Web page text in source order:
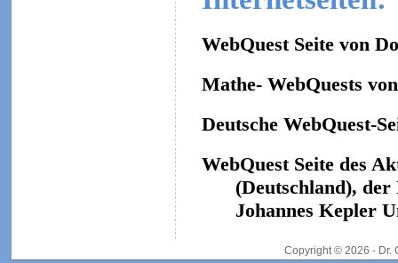
WebQuest Seite von
Mathe- WebQuests
Deutsche WebQuest-
WebQuest Seite des
(Deutschland), der
Johannes Kepler
Copyright © 2026 - Dr.